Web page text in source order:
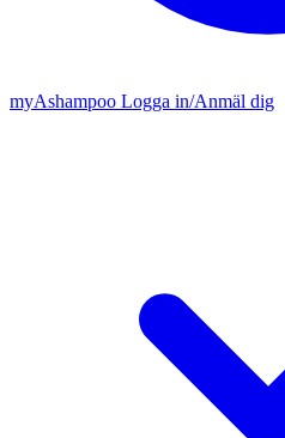
myAshampoo Logga in/Anmäl dig